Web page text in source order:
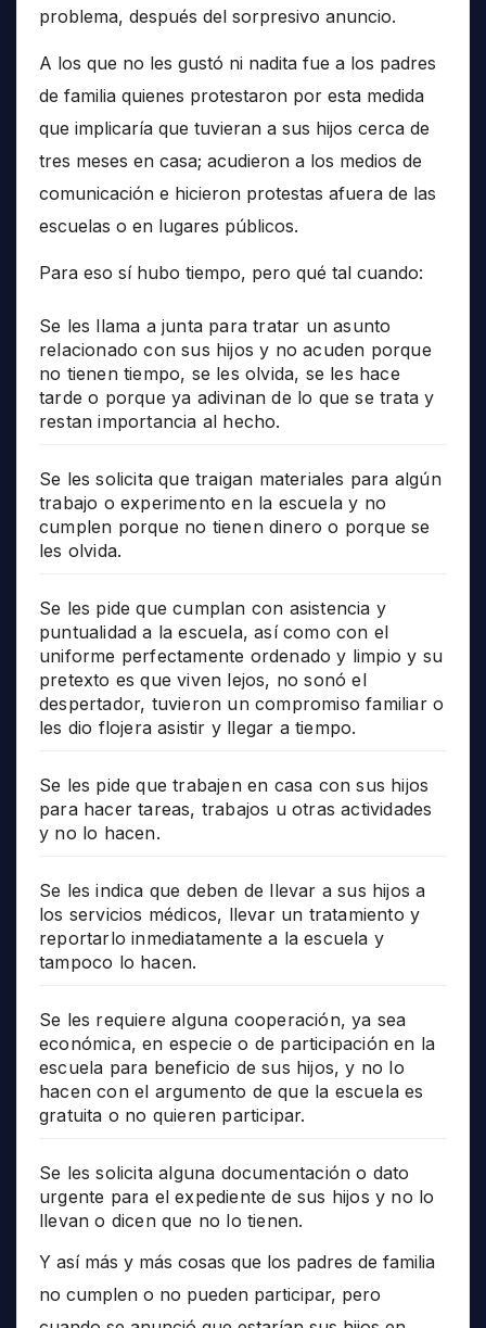
problema, después del sorpresivo anuncio.
A los que no les gustó ni nadita fue a los padres
de familia quienes protestaron por esta medida
que implicaría que tuvieran a sus hijos cerca de
tres meses en casa; acudieron a los medios de
comunicación e hicieron protestas afuera de las
escuelas o en lugares públicos.
Para eso sí hubo tiempo, pero qué tal cuando:
Se les llama a junta para tratar un asunto
relacionado con sus hijos y no acuden porque
no tienen tiempo, se les olvida, se les hace
tarde o porque ya adivinan de lo que se trata y
restan importancia al hecho.
Se les solicita que traigan materiales para algún
trabajo o experimento en la escuela y no
cumplen porque no tienen dinero o porque se
les olvida.
Se les pide que cumplan con asistencia y
puntualidad a la escuela, así como con el
uniforme perfectamente ordenado y limpio y su
pretexto es que viven lejos, no sonó el
despertador, tuvieron un compromiso familiar o
les dio flojera asistir y llegar a tiempo.
Se les pide que trabajen en casa con sus hijos
para hacer tareas, trabajos u otras actividades
y no lo hacen.
Se les indica que deben de llevar a sus hijos a
los servicios médicos, llevar un tratamiento y
reportarlo inmediatamente a la escuela y
tampoco lo hacen.
Se les requiere alguna cooperación, ya sea
económica, en especie o de participación en la
escuela para beneficio de sus hijos, y no lo
hacen con el argumento de que la escuela es
gratuita o no quieren participar.
Se les solicita alguna documentación o dato
urgente para el expediente de sus hijos y no lo
llevan o dicen que no lo tienen.
Y así más y más cosas que los padres de familia
no cumplen o no pueden participar, pero